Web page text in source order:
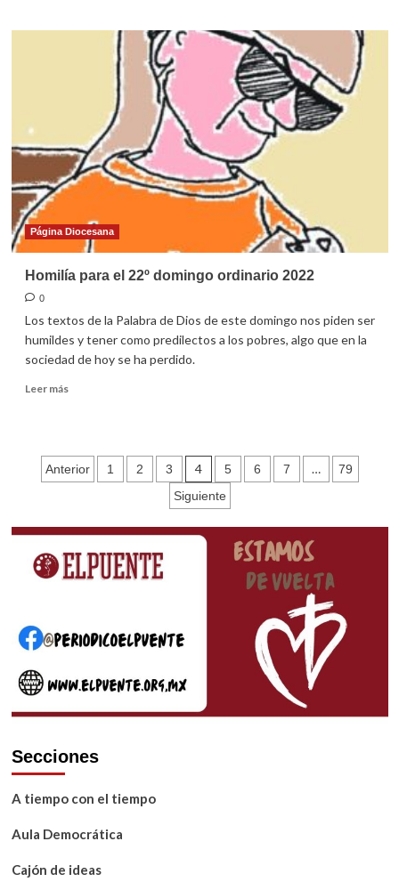
Homilía
ordinario
Página Diocesana
Homilía para el 22º domingo ordinario 2022
0
Los textos de la Palabra de Dios de este domingo nos piden ser
humildes y tener como predilectos a los pobres, algo que en la
sociedad de hoy se ha perdido.
Leer másLeer
para
el
2022
Paginación
entradas
Anterior 1 2 3 4 5 6 7 …
79
Siguiente
Secciones
A tiempo con el tiempo
Aula Democrática
Cajón de ideas